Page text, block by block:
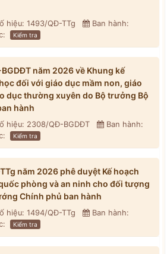
hiệu: 1493/QĐ-TTg
Ban hành:
Kiểm tra
năm 2026 về Khung kế
đối với giáo dục mầm non, giáo
dục thường xuyên do Bộ trưởng Bộ
hành
hiệu: 2308/QĐ-BGDĐT
Ban hành:
Kiểm tra
năm 2026 phê duyệt Kế hoạch
phòng và an ninh cho đối tượng
Chính phủ ban hành
hiệu: 1494/QĐ-TTg
Ban hành:
Kiểm tra